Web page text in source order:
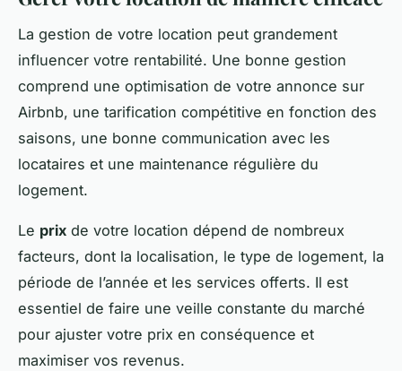
La gestion de votre location peut grandement
influencer votre rentabilité. Une bonne gestion
comprend une optimisation de votre annonce sur
Airbnb, une tarification compétitive en fonction des
saisons, une bonne communication avec les
locataires et une maintenance régulière du
logement.
Le prix de votre location dépend de nombreux
facteurs, dont la localisation, le type de logement, la
période de l’année et les services offerts. Il est
essentiel de faire une veille constante du marché
pour ajuster votre prix en conséquence et
maximiser vos revenus.